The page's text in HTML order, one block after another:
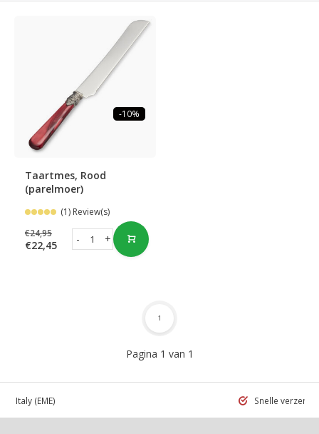
-10%
Taartmes, Rood
(parelmoer)
(1) Review(s)
€24,95
€22,45 +
-
Pagina 1 van 1
1
in Italy (EME) Snelle